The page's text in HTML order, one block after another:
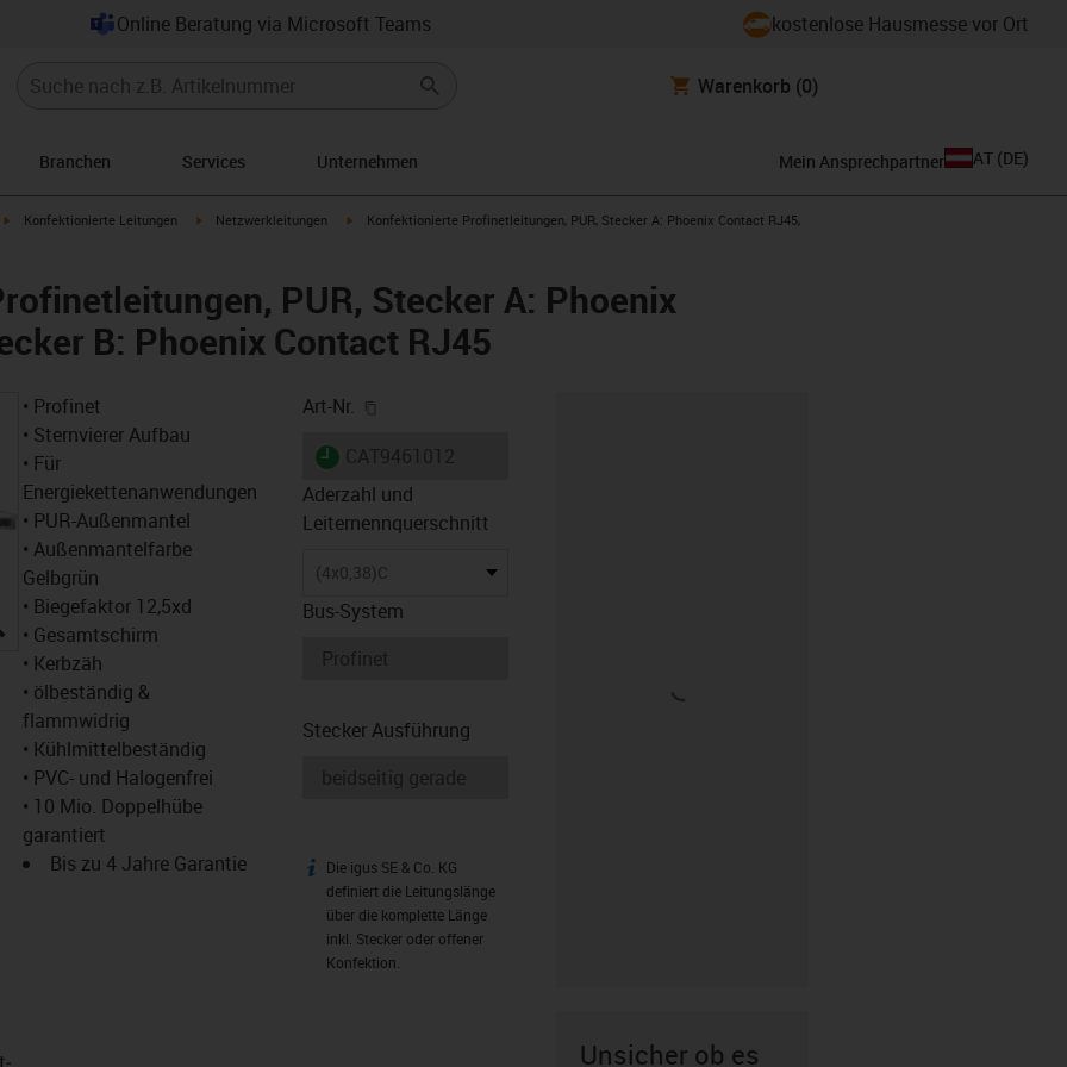
Online Beratung via Microsoft Teams kostenlose Hausmesse vor Ort
Warenkorb (0)
Branchen Services Unternehmen Mein Ansprechpartner AT (DE)
igus-icon-arrow-right
Konfektionierte Leitungen igus-icon-arrow-right
Netzwerkleitungen igus-icon-arrow-right
Konfektionierte Profinetleitungen, PUR, Stecker A: Phoenix Contact RJ45,
PUR, Stecker A: Phoenix
B: Phoenix Contact RJ45
igus-icon-lupe
• Profinet
• Sternvierer Aufbau
• Für
Energiekettenanwendungen
• PUR-Außenmantel
• Außenmantelfarbe
Gelbgrün
• Biegefaktor 12,5xd
• Gesamtschirm
• Kerbzäh
• ölbeständig &
flammwidrig
• Kühlmittelbeständig
• PVC- und Halogenfrei
• 10 Mio. Doppelhübe
garantiert
Bis zu 4 Jahre Garantie
Art-Nr.
igus-icon-lieferzeit
Aderzahl und
Leiternennquerschnitt
(4x0,38)C
Bus-System
Stecker Ausführung
igus-icon-info
Die igus SE & Co. KG
definiert die Leitungslänge
über die komplette Länge
inkl. Stecker oder offener
Konfektion.
Unsicher ob es